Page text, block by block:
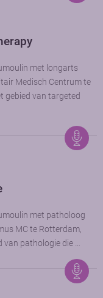
met longarts
Medisch Centrum te
gebied van targeted
met patholoog
MC te Rotterdam,
van pathologie die …